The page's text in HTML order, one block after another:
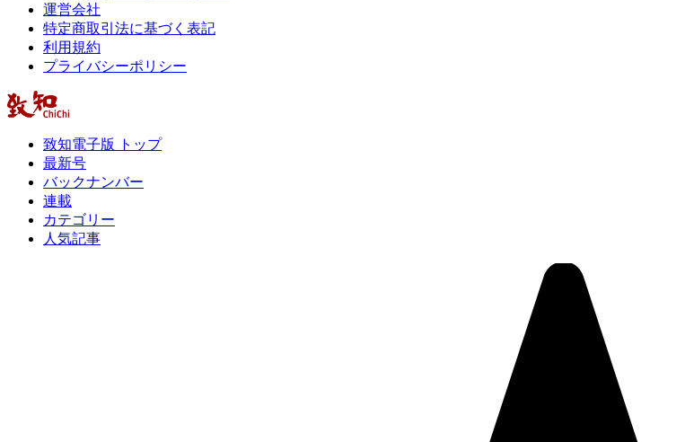
運営会社
特定商取引法に基づく表記
利用規約
プライバシーポリシー
致知電子版 トップ
最新号
バックナンバー
連載
カテゴリー
人気記事